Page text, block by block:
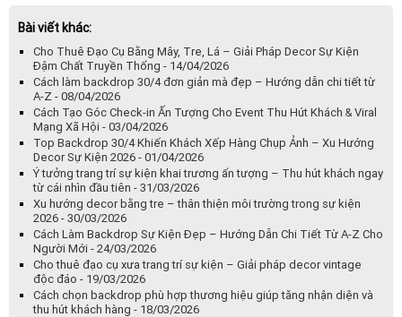
Bài viết khác:
Cho Thuê Đạo Cụ Bằng Mây, Tre, Lá – Giải Pháp Decor Sự Kiện
Đậm Chất Truyền Thống - 14/04/2026
Cách làm backdrop 30/4 đơn giản mà đẹp – Hướng dẫn chi tiết từ
A-Z - 08/04/2026
Cách Tạo Góc Check-in Ấn Tượng Cho Event Thu Hút Khách & Viral
Mạng Xã Hội - 03/04/2026
Top Backdrop 30/4 Khiến Khách Xếp Hàng Chụp Ảnh – Xu Hướng
Decor Sự Kiện 2026 - 01/04/2026
Ý tưởng trang trí sự kiện khai trương ấn tượng – Thu hút khách ngay
từ cái nhìn đầu tiên - 31/03/2026
Xu hướng decor bằng tre – thân thiện môi trường trong sự kiện
2026 - 30/03/2026
Cách Làm Backdrop Sự Kiện Đẹp – Hướng Dẫn Chi Tiết Từ A-Z Cho
Người Mới - 24/03/2026
Cho thuê đạo cụ xưa trang trí sự kiện – Giải pháp decor vintage
độc đáo - 19/03/2026
Cách chọn backdrop phù hợp thương hiệu giúp tăng nhận diện và
thu hút khách hàng - 18/03/2026